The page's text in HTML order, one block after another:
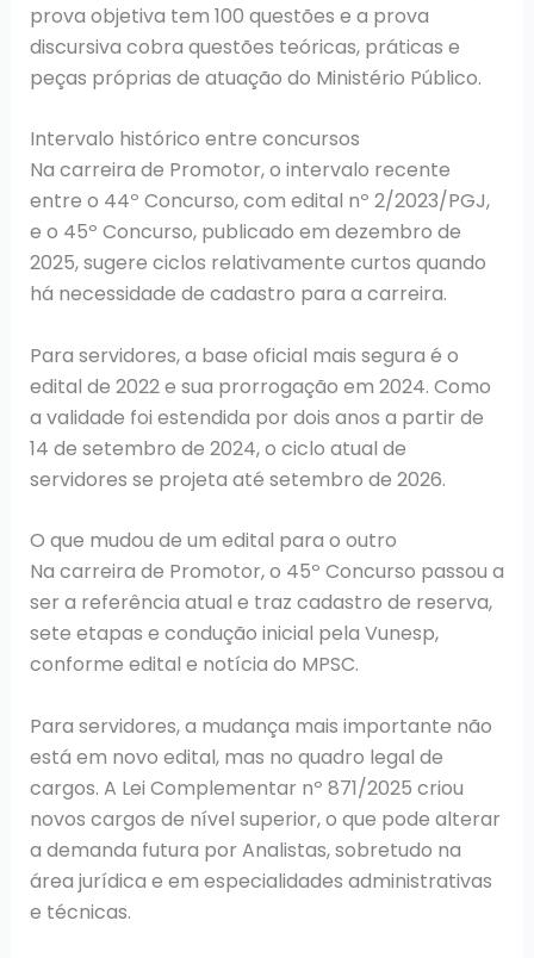
prova objetiva tem 100 questões e a prova
discursiva cobra questões teóricas, práticas e
peças próprias de atuação do Ministério Público.
Intervalo histórico entre concursos
Na carreira de Promotor, o intervalo recente
entre o 44º Concurso, com edital nº 2/2023/PGJ,
e o 45º Concurso, publicado em dezembro de
2025, sugere ciclos relativamente curtos quando
há necessidade de cadastro para a carreira.
Para servidores, a base oficial mais segura é o
edital de 2022 e sua prorrogação em 2024. Como
a validade foi estendida por dois anos a partir de
14 de setembro de 2024, o ciclo atual de
servidores se projeta até setembro de 2026.
O que mudou de um edital para o outro
Na carreira de Promotor, o 45º Concurso passou a
ser a referência atual e traz cadastro de reserva,
sete etapas e condução inicial pela Vunesp,
conforme edital e notícia do MPSC.
Para servidores, a mudança mais importante não
está em novo edital, mas no quadro legal de
cargos. A Lei Complementar nº 871/2025 criou
novos cargos de nível superior, o que pode alterar
a demanda futura por Analistas, sobretudo na
área jurídica e em especialidades administrativas
e técnicas.